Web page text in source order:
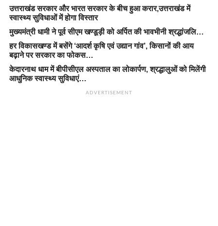
उत्तराखंड सरकार और भारत सरकार के बीच हुआ करार,उत्तराखंड में
स्वास्थ्य सुविधाओं में होगा विस्तार
मुख्यमंत्री धामी ने पूर्व सीएम खण्डूड़ी को अर्पित की भावभीनी श्रद्धांजलि…
हर विकासखण्ड में बसेंगे ‘आदर्श कृषि एवं उद्यान गांव’, किसानों की आय
बढ़ाने पर सरकार का फोकस…
केदारनाथ धाम में बीपीसीएल अस्पताल का लोकार्पण, श्रद्धालुओं को मिलेंगी
आधुनिक स्वास्थ्य सुविधाएं…
ADVERTISEMENT